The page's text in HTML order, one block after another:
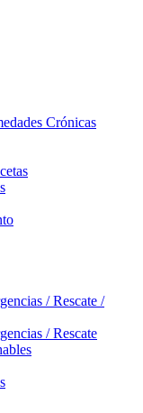
Crónicas
/ Rescate /
/ Rescate